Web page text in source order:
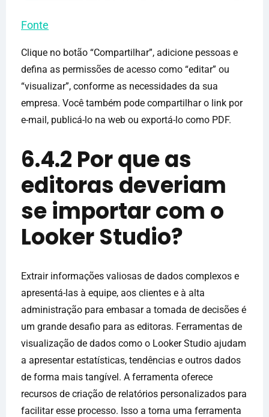
Fonte
Clique no botão “Compartilhar”, adicione pessoas e
defina as permissões de acesso como “editar” ou
“visualizar”, conforme as necessidades da sua
empresa. Você também pode compartilhar o link por
e-mail, publicá-lo na web ou exportá-lo como PDF.
6.4.2 Por que as
editoras deveriam
se importar com o
Looker Studio?
Extrair informações valiosas de dados complexos e
apresentá-las à equipe, aos clientes e à alta
administração para embasar a tomada de decisões é
um grande desafio para as editoras. Ferramentas de
visualização de dados como o Looker Studio ajudam
a apresentar estatísticas, tendências e outros dados
de forma mais tangível. A ferramenta oferece
recursos de criação de relatórios personalizados para
facilitar esse processo. Isso a torna uma ferramenta